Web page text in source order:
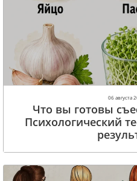
06 августа
Что вы готовы
Психологический